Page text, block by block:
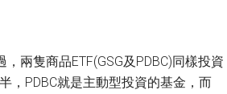
兩隻商品ETF(GSG及PDBC)同樣投資
，PDBC就是主動型投資的基金，而